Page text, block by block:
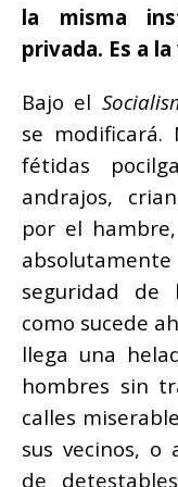
la misma
privada. Es a
Bajo el
se modificará.
fétidas
andrajos,
por el
seguridad de
como sucede
llega una
hombres sin
calles
sus vecinos, o
de